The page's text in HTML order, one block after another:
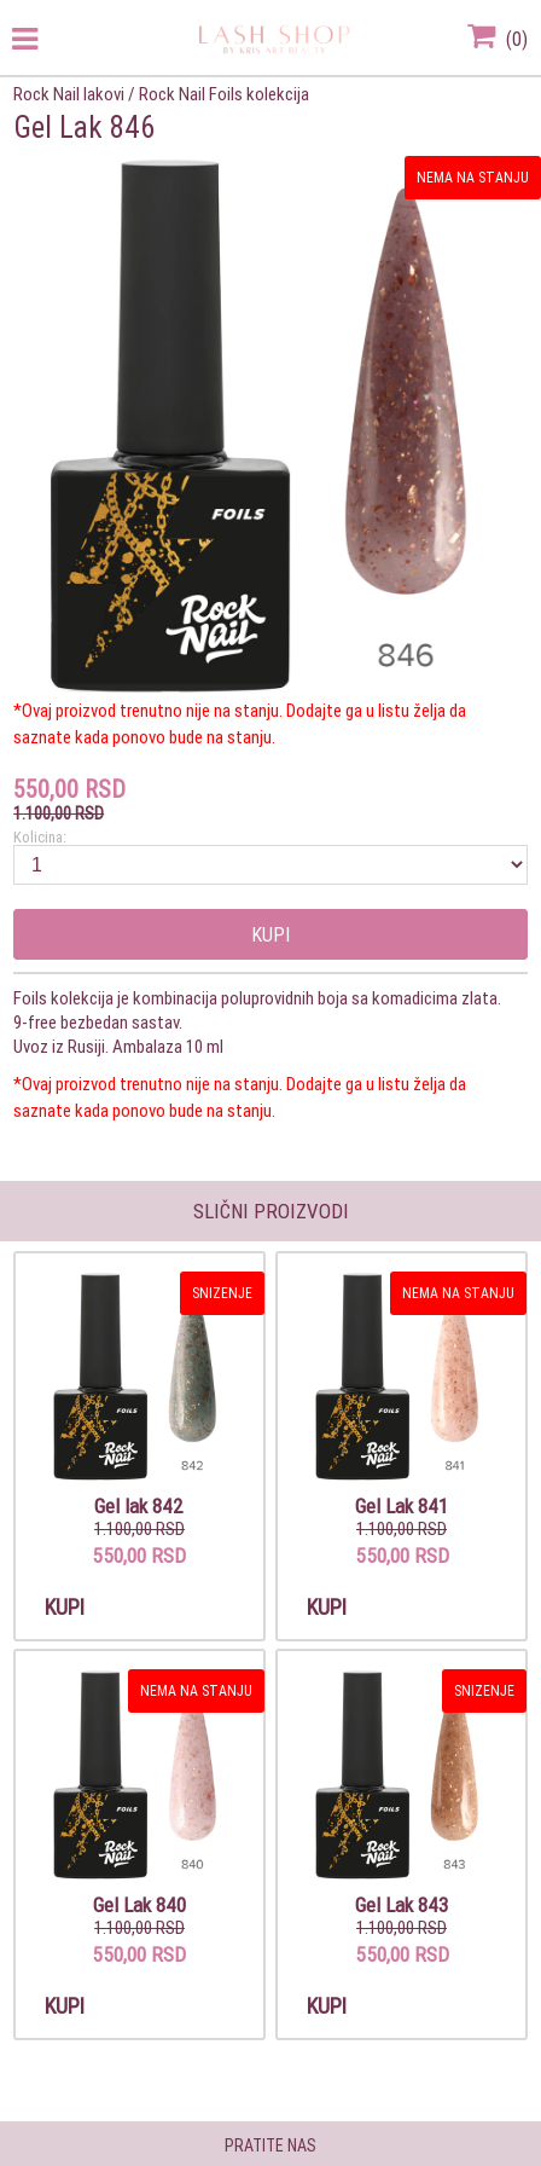
(0)
Rock Nail lakovi /Rock Nail Foils kolekcija
Gel Lak 846
NEMA NA STANJU
*Ovaj proizvod trenutno nije na stanju. Dodajte ga u listu želja da
saznate kada ponovo bude na stanju.
550,00 RSD
1.100,00 RSD
Kolicina:
KUPI
Foils kolekcija je kombinacija poluprovidnih boja sa komadicima zlata.
9-free bezbedan sastav.
Uvoz iz Rusiji. Ambalaza 10 ml
*Ovaj proizvod trenutno nije na stanju. Dodajte ga u listu želja da
saznate kada ponovo bude na stanju.
SLIČNI PROIZVODI
SNIZENJE
Gel lak 842
1.100,00 RSD
550,00 RSD
KUPI
NEMA NA STANJU
Gel Lak 841
1.100,00 RSD
550,00 RSD
KUPI
NEMA NA STANJU
Gel Lak 840
1.100,00 RSD
550,00 RSD
KUPI
SNIZENJE
Gel Lak 843
1.100,00 RSD
550,00 RSD
KUPI
PRATITE NAS